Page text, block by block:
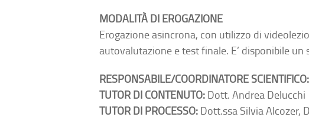
MODALITÀ DI EROGAZIONE
Erogazione asincrona, con utilizzo di
autovalutazione e test finale. E’ disponibile
RESPONSABILE/COORDINATORE SCIENTIFICO:
TUTOR DI CONTENUTO:Dott. Andrea Delucchi
TUTOR DI PROCESSO:Dott.ssa Silvia Alcozer,